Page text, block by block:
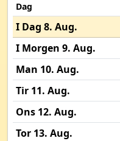
Dag
I Dag 8. Aug.
I Morgen 9. Aug.
Man 10. Aug.
Tir 11. Aug.
Ons 12. Aug.
Tor 13. Aug.